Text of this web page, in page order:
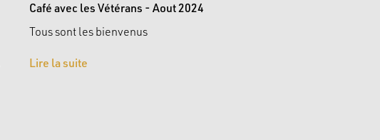
Café avec les Vétérans - Aout 2024
Tous sont les bienvenus
Lire la suite